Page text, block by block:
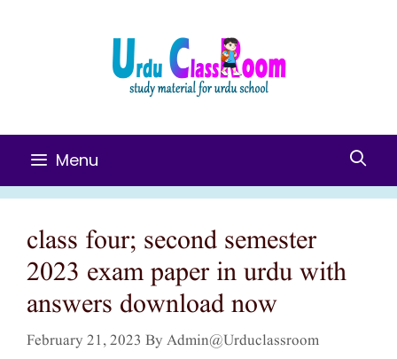
Menu
class four; second semester
2023 exam paper in urdu with
answers download now
February 21, 2023 ByAdmin@urduclassroom